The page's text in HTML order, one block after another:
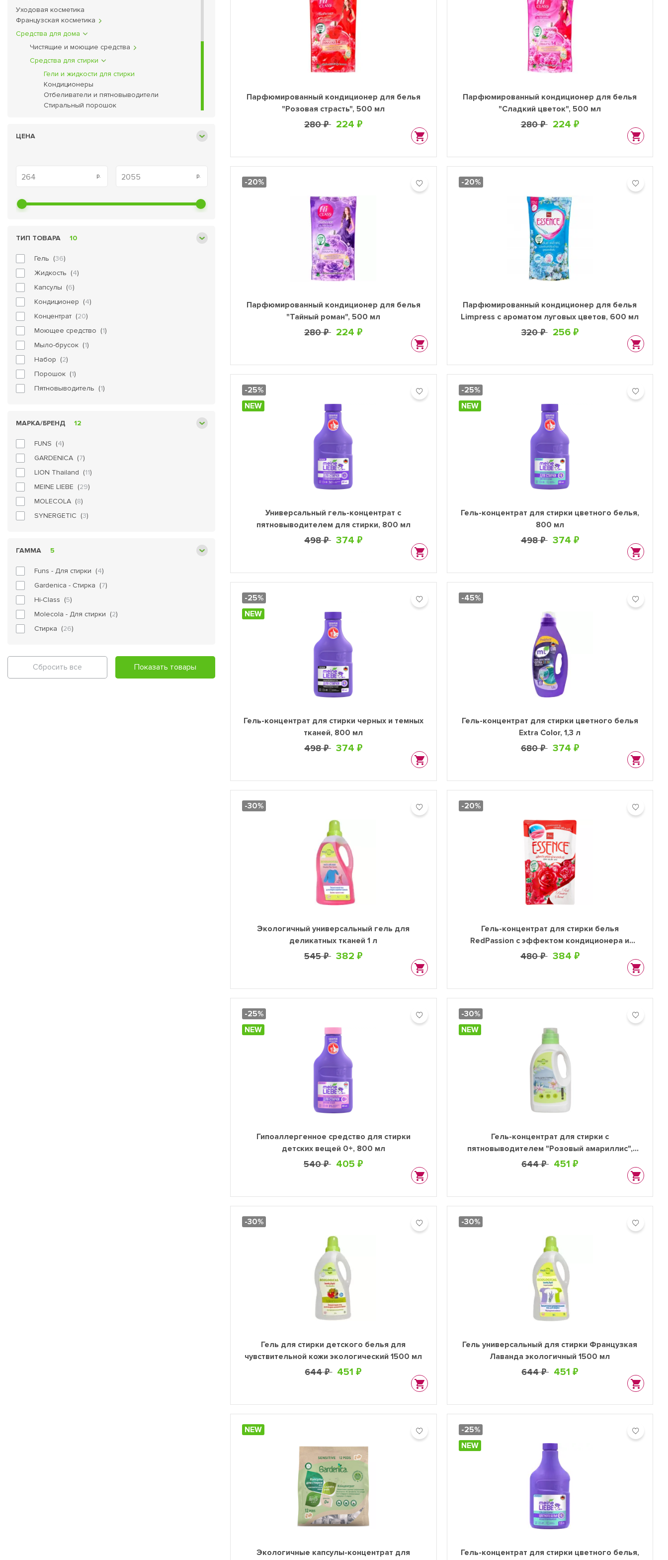
Фены
Интим-товары
Ортопедия
Лечение и укрепление ногтей
Уходовая косметика
Французская косметика
Средства для дома
Чистящие и моющие средства
Средства для стирки
Гели и жидкости для стирки
Кондиционеры
Отбеливатели и пятновыводители
Стиральный порошок
ЦЕНА
ТИП ТОВАРА 10
Гель (36)
Жидкость (4)
Капсулы (6)
Кондиционер (4)
Концентрат (20)
Моющее средство (1)
Мыло-брусок (1)
Набор (2)
Порошок (1)
Пятновыводитель (1)
МАРКА/БРЕНД 12
FUNS (4)
GARDENICA (7)
LION Thailand (11)
MEINE LIEBE (29)
MOLECOLA (8)
SYNERGETIC (3)
ГАММА 5
Funs - Для стирки (4)
Gardenica - Стирка (7)
Hi-Class (5)
Molecola - Для стирки (2)
Стирка (26)
Сбросить все Показать товары
Парфюмированный кондиционер для белья
"Розовая страсть", 500 мл
280 ₽ 224 ₽
Парфюмированный кондиционер для белья
"Сладкий цветок", 500 мл
280 ₽ 224 ₽
-20%
Парфюмированный кондиционер для белья
"Тайный роман", 500 мл
280 ₽ 224 ₽
-20%
Парфюмированный кондиционер для белья
Limpress с ароматом луговых цветов, 600 мл
320 ₽ 256 ₽
-25%
NEW
Универсальный гель-концентрат с
пятновыводителем для стирки, 800 мл
498 ₽ 374 ₽
-25%
NEW
Гель-концентрат для стирки цветного белья,
800 мл
498 ₽ 374 ₽
-25%
NEW
Гель-концентрат для стирки черных и темных
тканей, 800 мл
498 ₽ 374 ₽
-45%
Гель-концентрат для стирки цветного белья
Extra Color, 1,3 л
680 ₽ 374 ₽
-30%
Экологичный универсальный гель для
деликатных тканей 1 л
545 ₽ 382 ₽
-20%
Гель-концентрат для стирки белья
RedPassion с эффектом кондиционера и
ароматом сладких цветов, 400 мл
480 ₽ 384 ₽
-25%
NEW
Гипоаллергенное средство для стирки
детских вещей 0+, 800 мл
540 ₽ 405 ₽
-30%
NEW
Гель-концентрат для стирки с
пятновыводителем "Розовый амариллис",
1500 мл
644 ₽ 451 ₽
-30%
Гель для стирки детского белья для
чувствительной кожи экологический 1500 мл
644 ₽ 451 ₽
-30%
Гель универсальный для стирки Французкая
Лаванда экологичный 1500 мл
644 ₽ 451 ₽
NEW
Экологичные капсулы-концентрат для
-25%
NEW
Гель-концентрат для стирки цветного белья,